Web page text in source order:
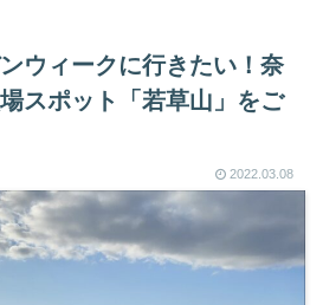
ウィークに行きたい！奈
スポット「若草山」をご
2022.03.08